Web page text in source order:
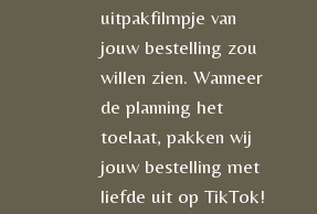
uitpakfilmpje van
jouw bestelling zou
willen zien. Wanneer
de planning het
toelaat, pakken wij
jouw bestelling met
liefde uit op TikTok!